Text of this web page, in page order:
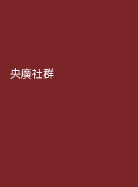
央廣社群